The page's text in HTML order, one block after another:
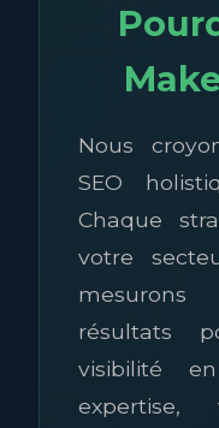
Nous
SEO
Chaque
votre
résultats
visibilité